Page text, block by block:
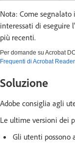
Nota: Come segnalato
interessati di eseguire
più recenti.
Per domande su Acrobat
Frequenti di Acrobat
Soluzione
Adobe consiglia agli
Le ultime versioni dei
Gli utenti possono